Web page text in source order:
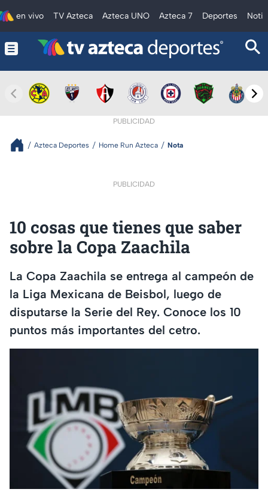
en vivo TV Azteca Azteca UNO Azteca 7 Deportes
PUBLICIDAD
Azteca Deportes Home Run Azteca Nota
PUBLICIDAD
10 cosas que tienes que saber
sobre la Copa Zaachila
La Copa Zaachila se entrega al campeón de
la Liga Mexicana de Beisbol, luego de
disputarse la Serie del Rey. Conoce los 10
puntos más importantes del cetro.